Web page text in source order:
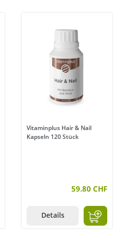
Vitaminplus Hair & Nail
Kapseln 120 Stück
59.80 CHF
Details